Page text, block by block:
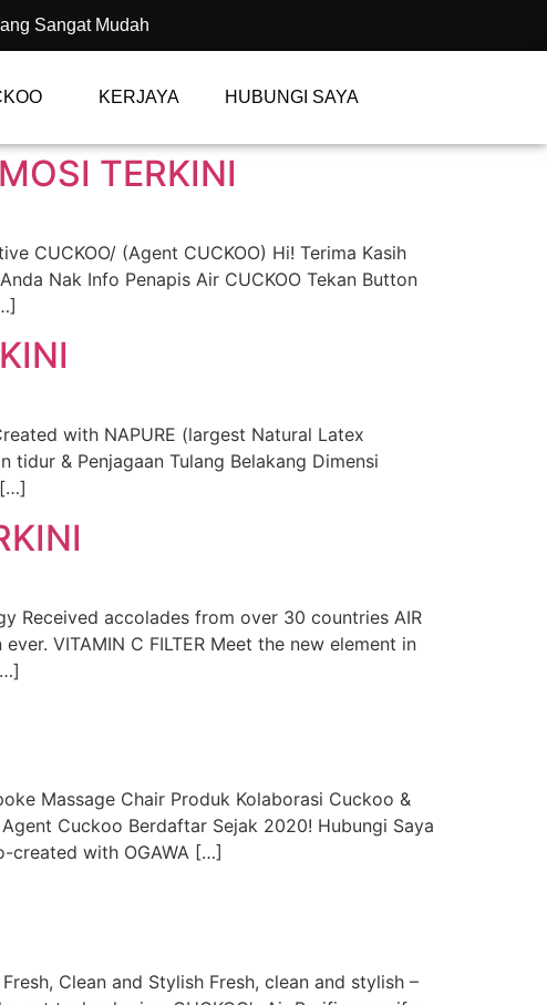
Sangat Mudah
KERJAYA HUBUNGI SAYA
TERKINI
CUCKOO/ (Agent CUCKOO) Hi! Terima Kasih
Nak Info Penapis Air CUCKOO Tekan Button
with NAPURE (largest Natural Latex
tidur & Penjagaan Tulang Belakang Dimensi
Received accolades from over 30 countries AIR
VITAMIN C FILTER Meet the new element in
Massage Chair Produk Kolaborasi Cuckoo &
Cuckoo Berdaftar Sejak 2020! Hubungi Saya
created with OGAWA […]
Fresh, Clean and Stylish Fresh, clean and stylish –